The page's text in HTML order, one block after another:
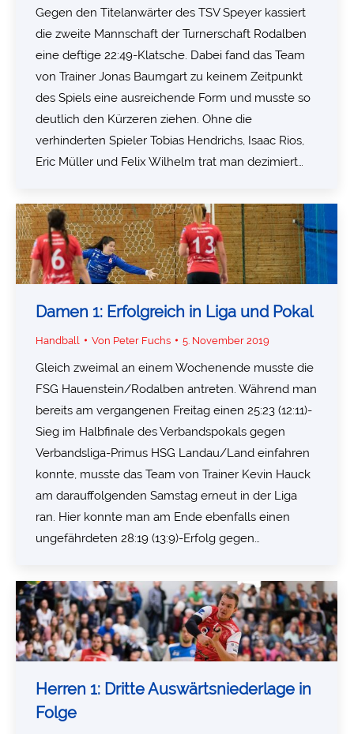
Gegen den Titelanwärter des TSV Speyer kassiert
die zweite Mannschaft der Turnerschaft Rodalben
eine deftige 22:49-Klatsche. Dabei fand das Team
von Trainer Jonas Baumgart zu keinem Zeitpunkt
des Spiels eine ausreichende Form und musste so
deutlich den Kürzeren ziehen. Ohne die
verhinderten Spieler Tobias Hendrichs, Isaac Rios,
Eric Müller und Felix Wilhelm trat man dezimiert…
Damen 1: Erfolgreich in Liga und Pokal
Handball Von Peter Fuchs 5. November 2019
Gleich zweimal an einem Wochenende musste die
FSG Hauenstein/Rodalben antreten. Während man
bereits am vergangenen Freitag einen 25:23 (12:11)-
Sieg im Halbfinale des Verbandspokals gegen
Verbandsliga-Primus HSG Landau/Land einfahren
konnte, musste das Team von Trainer Kevin Hauck
am darauffolgenden Samstag erneut in der Liga
ran. Hier konnte man am Ende ebenfalls einen
ungefährdeten 28:19 (13:9)-Erfolg gegen…
Herren 1: Dritte Auswärtsniederlage in
Folge